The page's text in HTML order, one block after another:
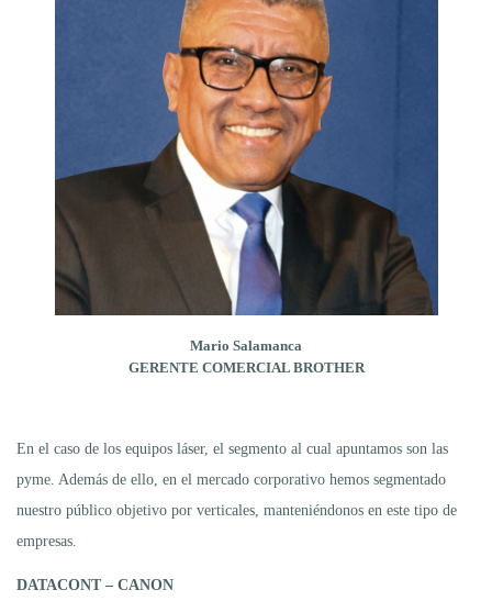
Mario Salamanca
GERENTE COMERCIAL BROTHER
En el caso de los equipos láser, el segmento al cual apuntamos son las
pyme. Además de ello, en el mercado corporativo hemos segmentado
nuestro público objetivo por verticales, manteniéndonos en este tipo de
empresas.
DATACONT – CANON